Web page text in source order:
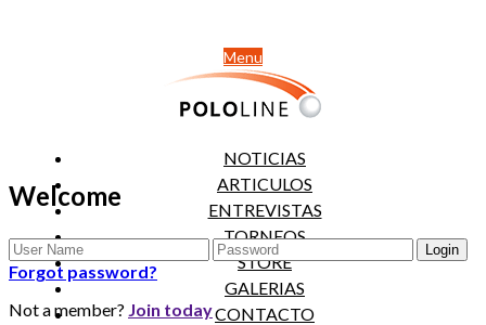
Menu
NOTICIAS
ARTICULOS
ENTREVISTAS
TORNEOS
STORE
GALERIAS
CONTACTO
Welcome
Forgot password?
Not a member? Join today